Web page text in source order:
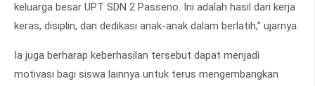
keluarga besar UPT SDN 2 Passeno. Ini adalah hasil dari kerja
keras, disiplin, dan dedikasi anak-anak dalam berlatih,” ujarnya.
Ia juga berharap keberhasilan tersebut dapat menjadi
motivasi bagi siswa lainnya untuk terus mengembangkan